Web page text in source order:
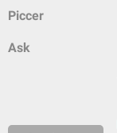
Piccer
Ask